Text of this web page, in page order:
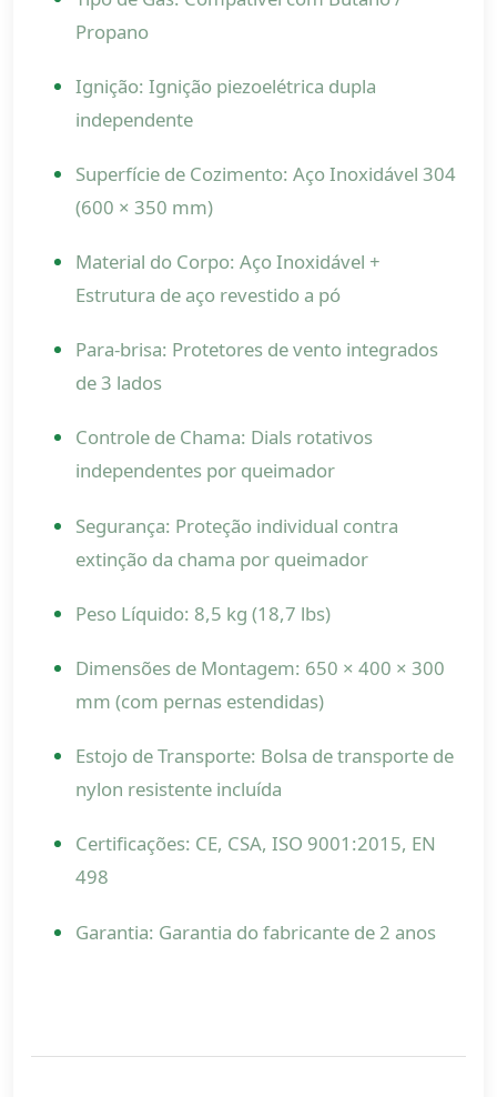
Propano
Ignição: Ignição piezoelétrica dupla
independente
Superfície de Cozimento: Aço Inoxidável 304
(600 × 350 mm)
Material do Corpo: Aço Inoxidável +
Estrutura de aço revestido a pó
Para-brisa: Protetores de vento integrados
de 3 lados
Controle de Chama: Dials rotativos
independentes por queimador
Segurança: Proteção individual contra
extinção da chama por queimador
Peso Líquido: 8,5 kg (18,7 lbs)
Dimensões de Montagem: 650 × 400 × 300
mm (com pernas estendidas)
Estojo de Transporte: Bolsa de transporte de
nylon resistente incluída
Certificações: CE, CSA, ISO 9001:2015, EN
498
Garantia: Garantia do fabricante de 2 anos